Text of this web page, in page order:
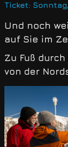
Ticket:
Und noch
auf Sie im
Zu Fuß
von der